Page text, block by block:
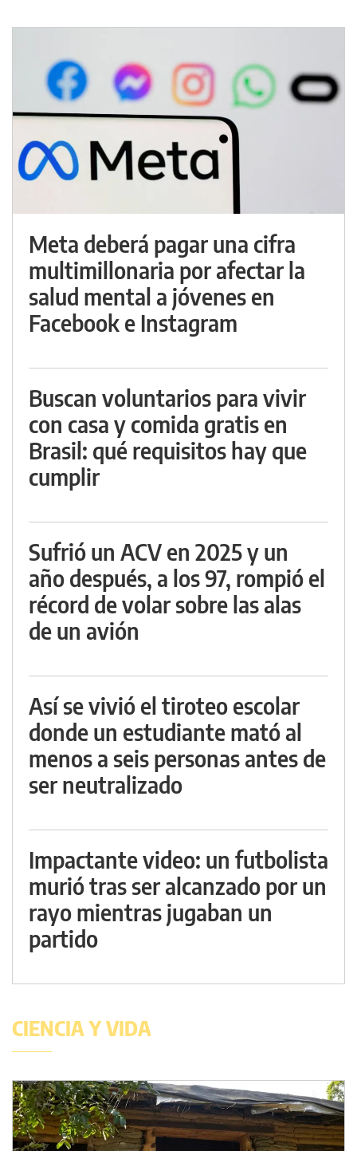
Meta deberá pagar una cifra
multimillonaria por afectar la
salud mental a jóvenes en
Facebook e Instagram
Buscan voluntarios para vivir
con casa y comida gratis en
Brasil: qué requisitos hay que
cumplir
Sufrió un ACV en 2025 y un
año después, a los 97, rompió el
récord de volar sobre las alas
de un avión
Así se vivió el tiroteo escolar
donde un estudiante mató al
menos a seis personas antes de
ser neutralizado
Impactante video: un futbolista
murió tras ser alcanzado por un
rayo mientras jugaban un
partido
CIENCIA Y VIDA